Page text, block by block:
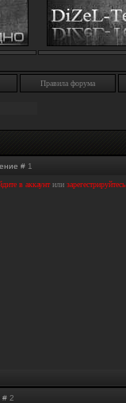
Правила форума
# 1
в аккаунтили зарегестрируйтесь
# 2